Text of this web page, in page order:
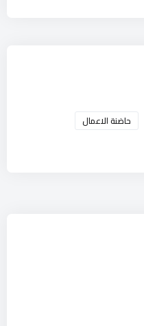
حاضنة الاعمال